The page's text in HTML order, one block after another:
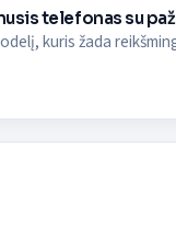
telefonas su
kuris žada